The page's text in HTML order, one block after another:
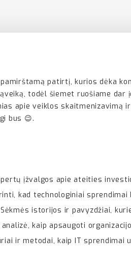
patirtį, kurios dėka
todėl šiemet ruošiame dar
apie veiklos
bus 😉.
įžvalgos apie ateities
kad technologiniai
Sėkmės istorijos ir pavyzdžiai,
analizė, kaip apsaugoti
ir metodai, kaip IT sprendimai